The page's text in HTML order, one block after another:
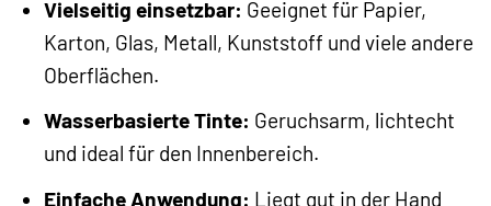
Vielseitig einsetzbar: Geeignet für Papier,
Karton, Glas, Metall, Kunststoff und viele andere
Oberflächen.
Wasserbasierte Tinte: Geruchsarm, lichtecht
und ideal für den Innenbereich.
Einfache Anwendung: Liegt gut in der Hand